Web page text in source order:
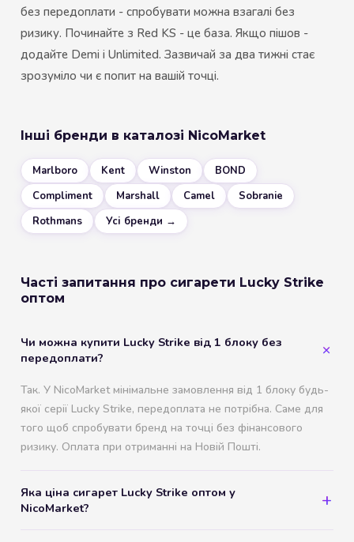
без передоплати - спробувати можна взагалі без
ризику. Починайте з Red KS - це база. Якщо пішов -
додайте Demi і Unlimited. Зазвичай за два тижні стає
зрозуміло чи є попит на вашій точці.
Інші бренди в каталозі NicoMarket
Marlboro Kent Winston
BOND
Compliment
Marshall Camel
Sobranie
Rothmans
Усі бренди →
Часті запитання про сигарети Lucky Strike
оптом
Чи можна купити Lucky Strike від 1 блоку без
передоплати?
Так. У NicoMarket мінімальне замовлення від 1 блоку будь-
якої серії Lucky Strike, передоплата не потрібна. Саме для
того щоб спробувати бренд на точці без фінансового
ризику. Оплата при отриманні на Новій Пошті.
Яка ціна сигарет Lucky Strike оптом у
NicoMarket?